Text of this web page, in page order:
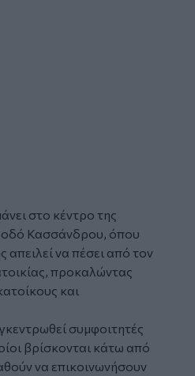
στο κέντρο της
οδό Κασσάνδρου, όπου
απειλεί να πέσει από τον
προκαλώντας
και
συμφοιτητές
βρίσκονται κάτω από
να επικοινωνήσουν